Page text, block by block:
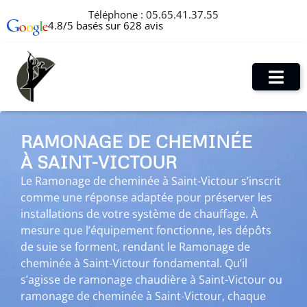
Téléphone : 05.65.41.37.55
4.8/5 basés sur 628 avis
RAMONAGE DE CHEMINÉE
À SAINT-VICTOUR
Le Ramonage de cheminée à Saint-Victour s’inscrit
comme une réponse adaptée pour préserver les
installations de votre système de chauffage. À
mesure que l’équipement fonctionne, les dépôts
de suie se forment, rendant le Ramonage de
cheminée à Saint-Victour fondamental. Qu’il
s’agisse de ramonage chaudière à Saint-Victour ou
ramonage de cheminée à Saint-Victour, chaque